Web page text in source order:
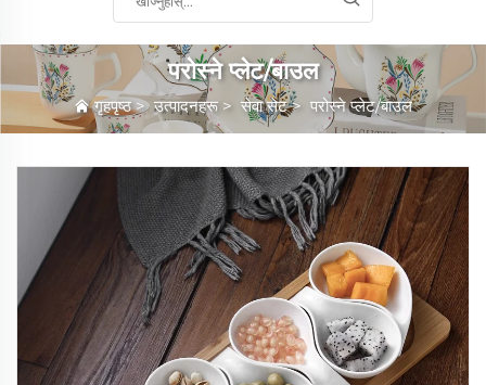
परोस्ने प्लेट/बाउल
गृहपृष्ठ> उत्पादनहरू > सेवा सेट> परोस्ने प्लेट/बाउल